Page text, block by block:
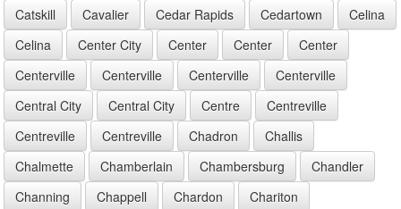
Catskill
Cavalier Cedar Rapids Cedartown
Celina
Celina
Center City Center Center
Center
Centerville
Centerville Centerville
Centerville
Central City
Central City Centre
Centreville
Centreville
Centreville Chadron
Challis
Chalmette
Chamberlain Chambersburg
Chandler
Channing
Chappell Chardon
Chariton